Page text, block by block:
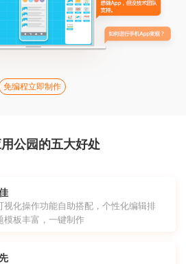
免编程立即制作
公园的五大好处
视化操作功能自助搭配，个性化编辑排
模板丰富，一键制作